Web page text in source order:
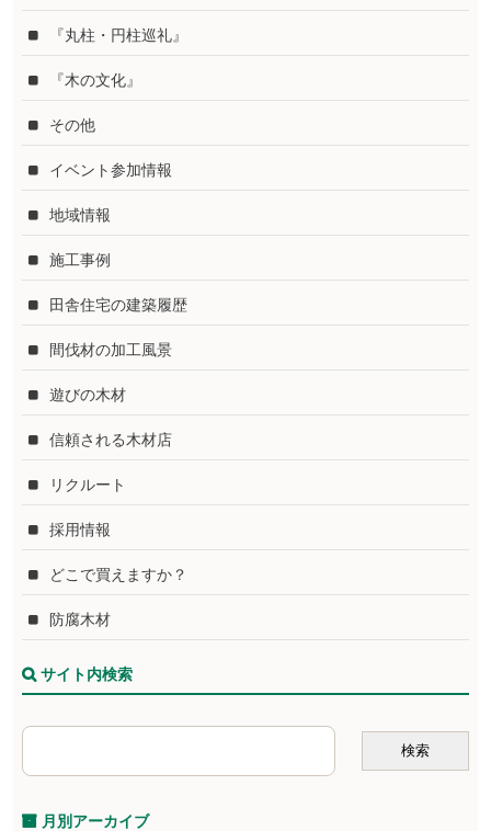
『丸柱・円柱巡礼』
『木の文化』
その他
イベント参加情報
地域情報
施工事例
田舎住宅の建築履歴
間伐材の加工風景
遊びの木材
信頼される木材店
リクルート
採用情報
どこで買えますか？
防腐木材
サイト内検索
月別アーカイブ